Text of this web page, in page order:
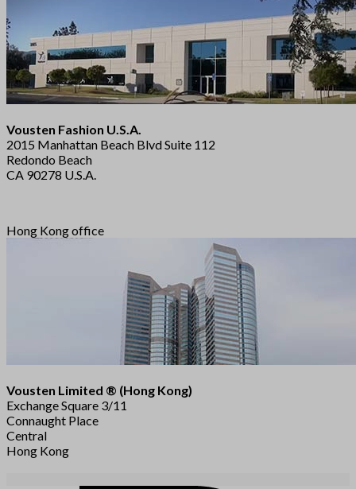
Vousten Fashion U.S.A.
2015 Manhattan Beach Blvd Suite 112
Redondo Beach
CA 90278 U.S.A.
Hong Kong office
Vousten Limited ® (Hong Kong)
Exchange Square 3/11
Connaught Place
Central
Hong Kong